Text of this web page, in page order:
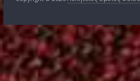
Kατηγορίες